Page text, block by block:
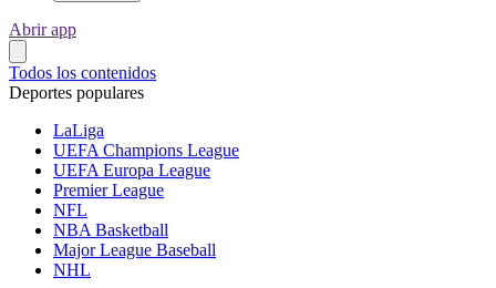
Abrir app
Todos los contenidos
Deportes populares
LaLiga
UEFA Champions League
UEFA Europa League
Premier League
NFL
NBA Basketball
Major League Baseball
NHL